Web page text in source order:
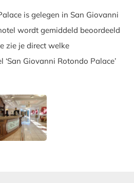
is gelegen in San Giovanni
wordt gemiddeld beoordeeld
zie je direct welke
Giovanni Rotondo Palace’